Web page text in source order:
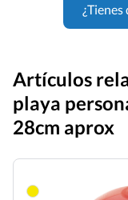
Artículos
playa
28cm aprox